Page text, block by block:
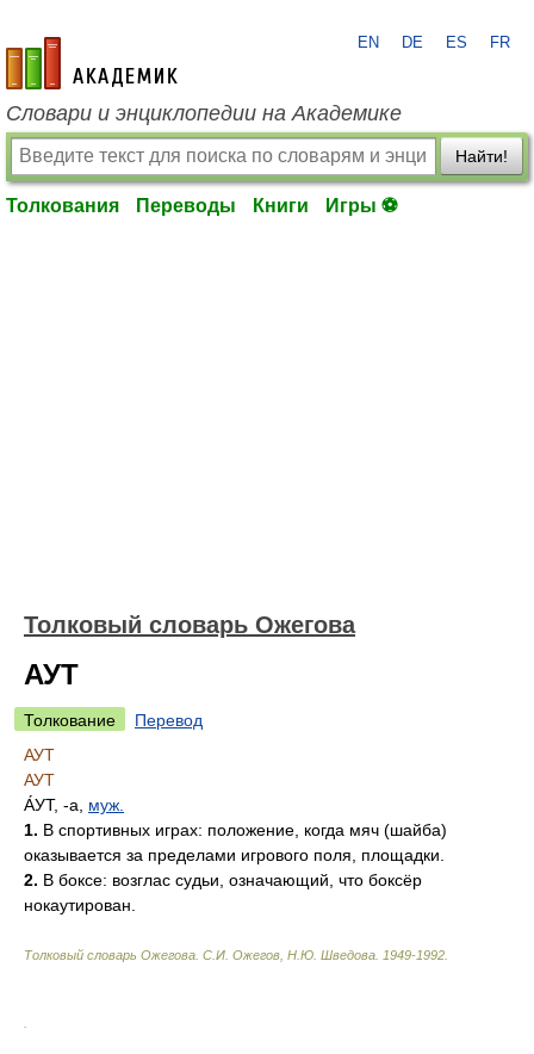
academic.ru
EN DE ES FR
Словари и энциклопедии на Академике
Найти!
Толкования Переводы Книги Игры ⚽
Толковый словарь Ожегова
АУТ
Толкование
Перевод
АУТ
АУТ
А́УТ, -а, муж.
1. В спортивных играх: положение, когда мяч (шайба)
оказывается за пределами игрового поля, площадки.
2. В боксе: возглас судьи, означающий, что боксёр
нокаутирован.
Толковый словарь Ожегова С.И. Ожегов, Н.Ю. Шведова. 1949-1992